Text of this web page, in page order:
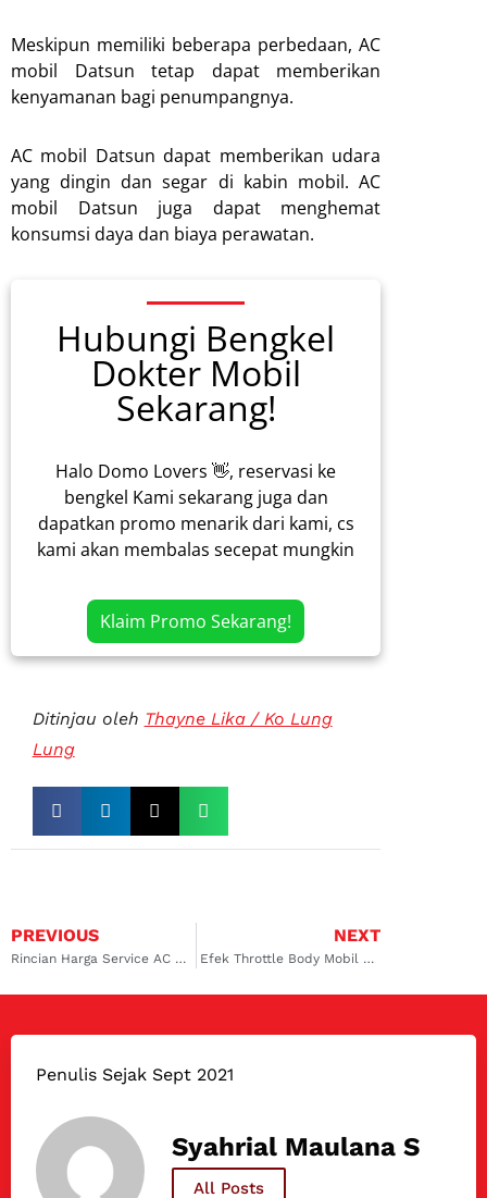
Meskipun memiliki beberapa perbedaan, AC
mobil Datsun tetap dapat memberikan
kenyamanan bagi penumpangnya.
AC mobil Datsun dapat memberikan udara
yang dingin dan segar di kabin mobil. AC
mobil Datsun juga dapat menghemat
konsumsi daya dan biaya perawatan.
Hubungi Bengkel
Dokter Mobil
Sekarang!
Halo Domo Lovers 👋, reservasi ke
bengkel Kami sekarang juga dan
dapatkan promo menarik dari kami, cs
kami akan membalas secepat mungkin
Klaim Promo Sekarang!
Ditinjau oleh Thayne Lika / Ko Lung
Lung
PREVIOUS
Rincian Harga Service AC Mobil Tidak Dingin Per-Komponen
NEXT
Efek Throttle Body Mobil Rusak Dapat Berakibat Fatal!
Penulis Sejak Sept 2021
Syahrial Maulana S
All Posts